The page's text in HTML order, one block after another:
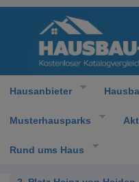
Hausanbieter
Musterhausparks
Rund ums Haus